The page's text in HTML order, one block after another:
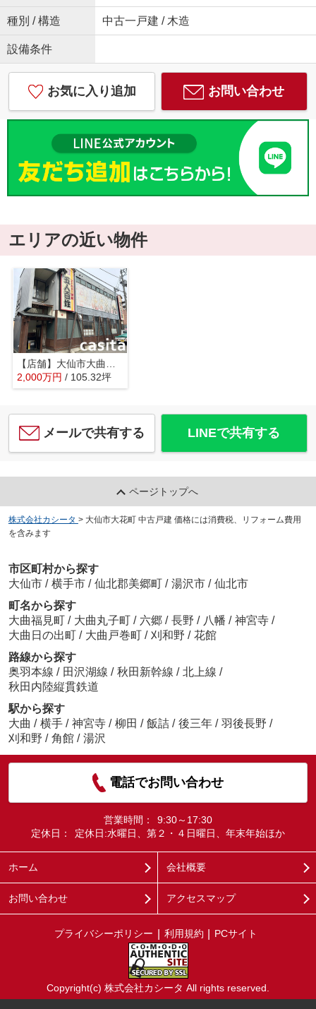
種別 / 構造 中古一戸建 / 木造
設備条件
お気に入り追加 お問い合わせ
エリアの近い物件
【店舗】大仙市大曲丸の内町 大曲駅西口徒歩7分、居酒屋店舗の居抜き物件 飲食店街立地
2,000万円 / 105.32坪
メールで共有する LINEで共有する
ページトップへ
株式会社カシータ > 大仙市大花町 中古戸建 価格には消費税、リフォーム費用
を含みます
市区町村から探す
大仙市 / 横手市 / 仙北郡美郷町 / 湯沢市 / 仙北市
町名から探す
大曲福見町 / 大曲丸子町 / 六郷 / 長野 / 八幡 / 神宮寺 /
大曲日の出町 / 大曲戸巻町 / 刈和野 / 花館
路線から探す
奥羽本線 / 田沢湖線 / 秋田新幹線 / 北上線 /
秋田内陸縦貫鉄道
駅から探す
大曲 / 横手 / 神宮寺 / 柳田 / 飯詰 / 後三年 / 羽後長野 /
刈和野 / 角館 / 湯沢
電話でお問い合わせ
営業時間：
9:30～17:30
定休日：
定休日:水曜日、第２・４日曜日、年末年始ほか
ホーム 会社概要
お問い合わせ アクセスマップ
プライバシーポリシー 利用規約 PCサイト
Copyright(c) 株式会社カシータ All rights reserved.